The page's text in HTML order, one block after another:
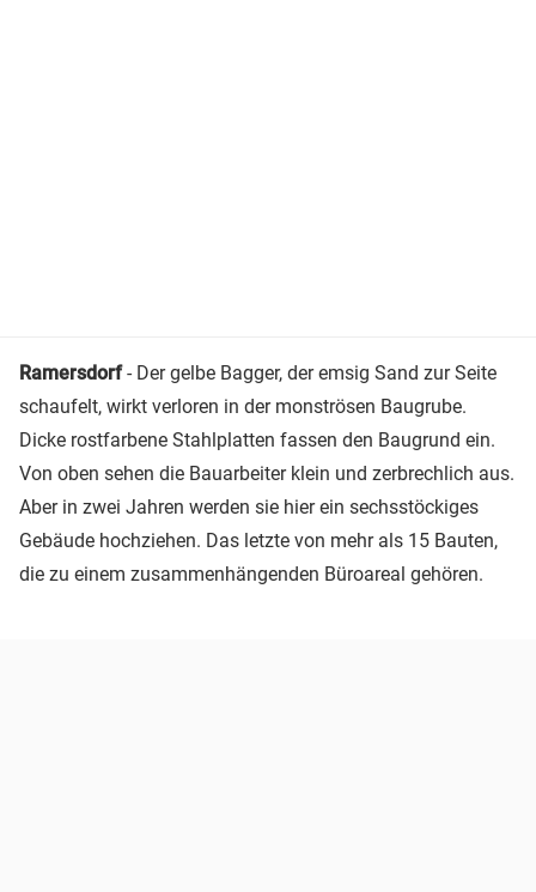
Ramersdorf- Der gelbe Bagger, der emsig Sand zur Seite
schaufelt, wirkt verloren in der monströsen Baugrube.
Dicke rostfarbene Stahlplatten fassen den Baugrund ein.
Von oben sehen die Bauarbeiter klein und zerbrechlich aus.
Aber in zwei Jahren werden sie hier ein sechsstöckiges
Gebäude hochziehen. Das letzte von mehr als 15 Bauten,
die zu einem zusammenhängenden Büroareal gehören.